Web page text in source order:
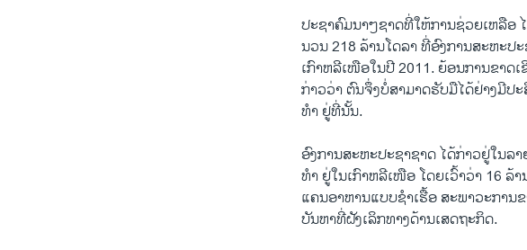
ປະຊາ​ຄົມນາໆ​ຊາດທີ່​ໃຫ້​ການ​ຊ່ວຍ​ເຫລືອ
ນວນ 218 ລ້ານ​ໂດ​ລາ ທີ່ອົງການ​ສະຫະ​ປ
ເກົາຫລີເໜືອ​ໃນ​ປີ 2011. ​ຍ້ອນ​ການ​ຂາດ​
ກ່າວ​ວ່າ ຕົນຈຶ່ງບໍ່​ສາມາດຮັບ​ມື​ໄດ້​ຢ່າງ​ມີ​
​ທໍາ​ ​ຢູ່​ທີ່​ນັ້ນ. ​
ອົງການ​ສະຫະ​ປະຊາ​ຊາດ ​ໄດ້​ກ່າວ​ຢູ່​ໃນ​ລ
ທໍາ ຢູ່​ໃນ​ເກົາຫລີ​ເໜືອ ​ໂດຍ​ເວົ້າວ່າ 16
ແຄນ​ອາຫານ​ແບບ​ຊໍາ​ເຮື້ອ ສະພາວະການ​
ບັນຫາ​ທີ່​ຝັງ​ເລິກທາງ​ດ້ານ​ເສດຖະກິດ​.